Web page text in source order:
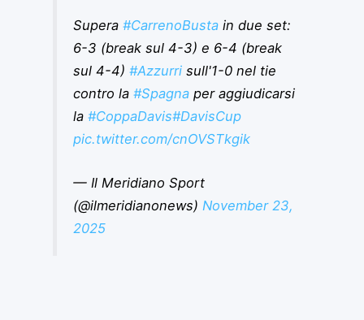
Supera #CarrenoBustain due set:
6-3 (break sul 4-3) e 6-4 (break
sul 4-4) #Azzurrisull'1-0 nel tie
contro la #Spagnaper aggiudicarsi
la #CoppaDavis#DavisCup
pic.twitter.com/cnOVSTkgik
— Il Meridiano Sport
(@ilmeridianonews) November 23,
2025